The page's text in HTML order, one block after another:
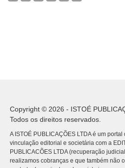
Copyright © 2026 - ISTOÉ
Todos os direitos reservados.
A ISTOÉ PUBLICAÇÕES LTDA é um
vinculação editorial e societária com a
PUBLICACÕES LTDA (recuperação
realizamos cobranças e que também não